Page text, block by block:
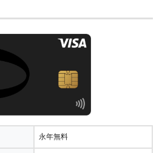
永年無料